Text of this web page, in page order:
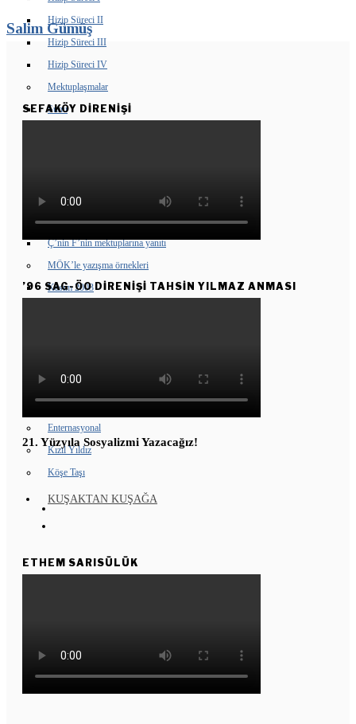
Hizip Süreci II
Hizip Süreci III
Hizip Süreci IV
Mektuplaşmalar
Sunu
Y’nin 2. mektuba yanıtı
L’nin 2. mektuba yanıtı
Ç’nin F’nin mektuplarına yanıtı
MÖK’le yazışma örnekleri
Kasım 2003
YD ÇALIŞMASI
Enternasyonal
Kızıl Yıldız
Köşe Taşı
KUŞAKTAN KUŞAĞA
Salim Gümüş
SEFAKÖY DIRENIŞI
’96 SAG-ÖO DİRENİŞİ TAHSİN YILMAZ ANMASI
21. Yüzyıla Sosyalizmi Yazacağız!
ETHEM SARISÜLÜK